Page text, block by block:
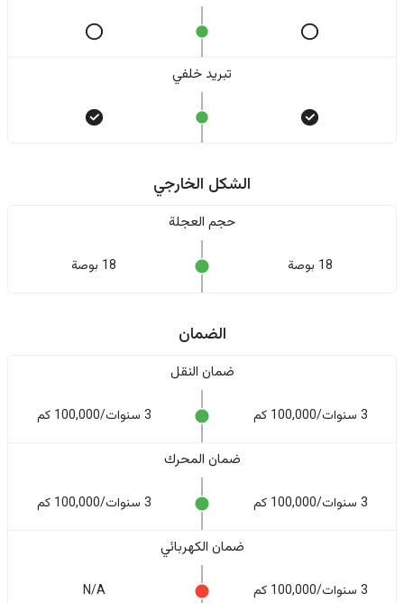
تبريد خلفي
الشكل الخارجي
حجم العجلة
18 بوصة 18 بوصة
الضمان
ضمان النقل
3 سنوات/100,000 كم 3 سنوات/100,000 كم
ضمان المحرك
3 سنوات/100,000 كم 3 سنوات/100,000 كم
ضمان الكهربائي
3 سنوات/100,000 كم N/A